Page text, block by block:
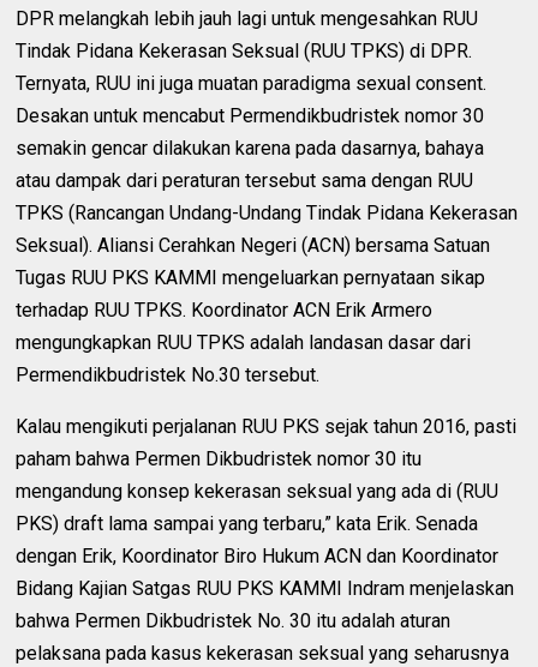
DPR melangkah lebih jauh lagi untuk mengesahkan RUU
Tindak Pidana Kekerasan Seksual (RUU TPKS) di DPR.
Ternyata, RUU ini juga muatan paradigma sexual consent.
Desakan untuk mencabut Permendikbudristek nomor 30
semakin gencar dilakukan karena pada dasarnya, bahaya
atau dampak dari peraturan tersebut sama dengan RUU
TPKS (Rancangan Undang-Undang Tindak Pidana Kekerasan
Seksual). Aliansi Cerahkan Negeri (ACN) bersama Satuan
Tugas RUU PKS KAMMI mengeluarkan pernyataan sikap
terhadap RUU TPKS. Koordinator ACN Erik Armero
mengungkapkan RUU TPKS adalah landasan dasar dari
Permendikbudristek No.30 tersebut.
Kalau mengikuti perjalanan RUU PKS sejak tahun 2016, pasti
paham bahwa Permen Dikbudristek nomor 30 itu
mengandung konsep kekerasan seksual yang ada di (RUU
PKS) draft lama sampai yang terbaru,” kata Erik. Senada
dengan Erik, Koordinator Biro Hukum ACN dan Koordinator
Bidang Kajian Satgas RUU PKS KAMMI Indram menjelaskan
bahwa Permen Dikbudristek No. 30 itu adalah aturan
pelaksana pada kasus kekerasan seksual yang seharusnya